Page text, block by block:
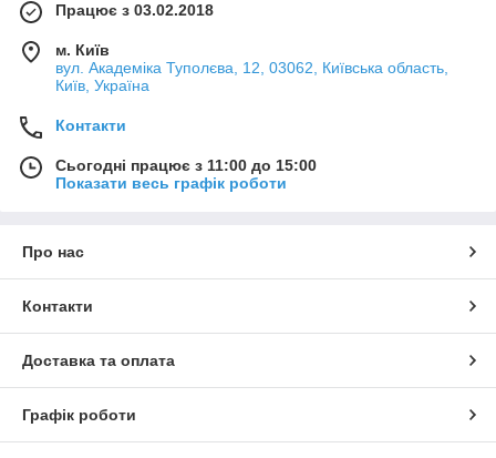
Працює з 03.02.2018
м. Київ
вул. Академіка Туполєва, 12, 03062, Київська область,
Київ, Україна
Контакти
Сьогодні працює з 11:00 до 15:00
Показати весь графік роботи
Про нас
Контакти
Доставка та оплата
Графік роботи